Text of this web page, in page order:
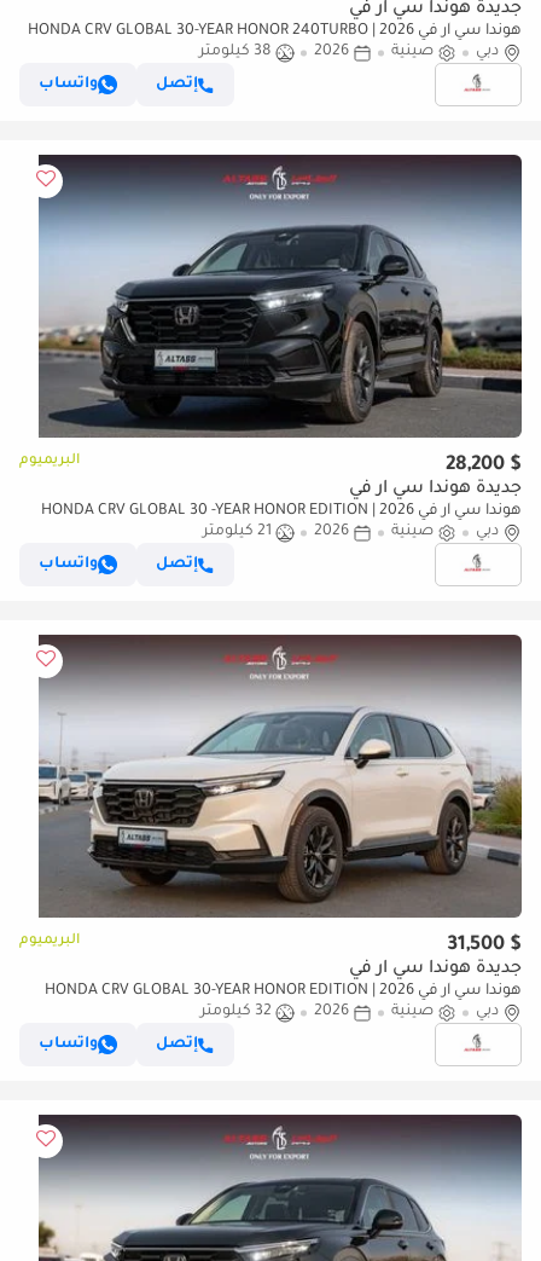
جديدة هوندا سي آر في
هوندا سي آر في 2026 | HONDA CRV GLOBAL 30-YEAR HONOR 240TURBO
2WD VITALITY 5 SEATS[ EXPORT ONLY ]
دبي صينية 2026
38 كيلومتر
إتصل
واتساب
$ 28,200 البريميوم
جديدة هوندا سي آر في
هوندا سي آر في 2026 | HONDA CRV GLOBAL 30 -YEAR HONOR EDITION
240 TURBO FRONTIER 5 SEATS [EXPORT ONLY]
دبي صينية 2026
21 كيلومتر
إتصل
واتساب
$ 31,500 البريميوم
جديدة هوندا سي آر في
هوندا سي آر في 2026 | HONDA CRV GLOBAL 30-YEAR HONOR EDITION
240TURBO 2WD FRONTIER 7-SEATER EDITION [ EXPORT ONLY ]
دبي صينية 2026
32 كيلومتر
إتصل
واتساب